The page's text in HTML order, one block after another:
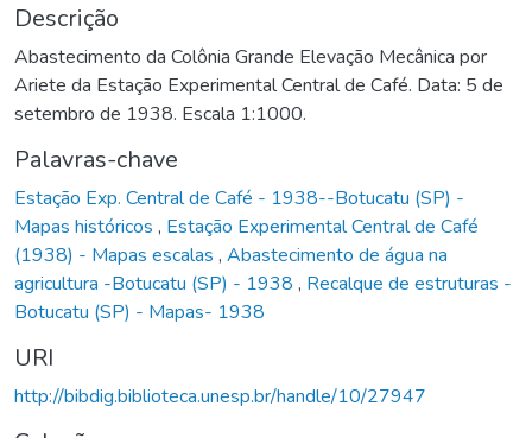
Descrição
Abastecimento da Colônia Grande Elevação Mecânica por
Ariete da Estação Experimental Central de Café. Data: 5 de
setembro de 1938. Escala 1:1000.
Palavras-chave
Estação Exp. Central de Café - 1938--Botucatu (SP) -
Mapas históricos , Estação Experimental Central de Café
(1938) - Mapas escalas , Abastecimento de água na
agricultura -Botucatu (SP) - 1938 , Recalque de estruturas -
Botucatu (SP) - Mapas- 1938
URI
http://bibdig.biblioteca.unesp.br/handle/10/27947